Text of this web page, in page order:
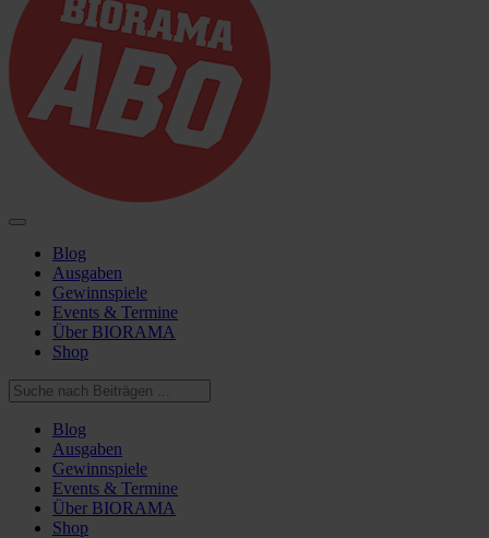
Blog
Ausgaben
Gewinnspiele
Events & Termine
Über BIORAMA
Shop
Blog
Ausgaben
Gewinnspiele
Events & Termine
Über BIORAMA
Shop